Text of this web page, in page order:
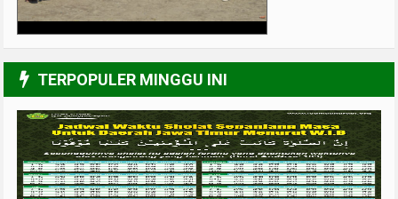
3/6
TERPOPULER MINGGU INI